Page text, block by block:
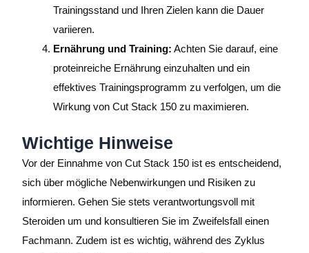
Trainingsstand und Ihren Zielen kann die Dauer
variieren.
Ernährung und Training: Achten Sie darauf, eine
proteinreiche Ernährung einzuhalten und ein
effektives Trainingsprogramm zu verfolgen, um die
Wirkung von Cut Stack 150 zu maximieren.
Wichtige Hinweise
Vor der Einnahme von Cut Stack 150 ist es entscheidend,
sich über mögliche Nebenwirkungen und Risiken zu
informieren. Gehen Sie stets verantwortungsvoll mit
Steroiden um und konsultieren Sie im Zweifelsfall einen
Fachmann. Zudem ist es wichtig, während des Zyklus